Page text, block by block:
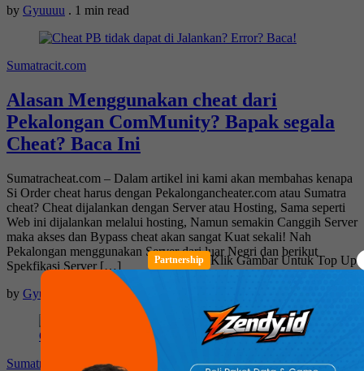
Partnership Klik Gambar Untuk Top Up
by Gyuuuu . 1 min read
Sumatracit.com
Alasan Menggunakan cheat dari
Pekalongan ComMunity? Bapak segala
Cheat? Baca Ini
Sumatracheat.com – Dalam artikel ini kami akan membahas kenapa
Si Order cheat harus dengan Pekalongancheater.com atau Sumatra
cheat? Cheat dijalankan dengan Server atau Hosting, Sama seperti
Web ini dijalankan melalui hosting, Namun semakin Canggih Server
maka akses dan Bypass cheat akan sangat Kuat sekali! Nah
Pekalongan menggunakan Server dari luar Negri dan berikut
Spekfikasi Server […]
by Gyuuuu
Sumatracit.com